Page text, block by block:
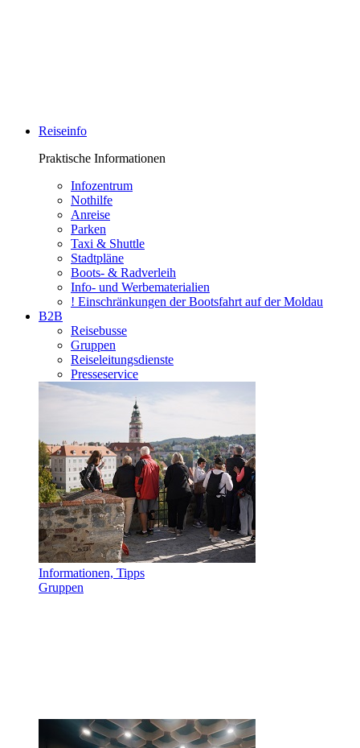
Reiseinfo
Praktische Informationen
Infozentrum
Nothilfe
Anreise
Parken
Taxi & Shuttle
Stadtpläne
Boots- & Radverleih
Info- und Werbematerialien
! Einschränkungen der Bootsfahrt auf der Moldau
B2B
Reisebusse
Gruppen
Reiseleitungsdienste
Presseservice
Informationen, Tipps
Gruppen